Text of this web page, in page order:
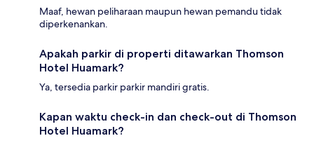
Maaf, hewan peliharaan maupun hewan pemandu tidak
diperkenankan.
Apakah parkir di properti ditawarkan Thomson
Hotel Huamark?
Ya, tersedia parkir parkir mandiri gratis.
Kapan waktu check-in dan check-out di Thomson
Hotel Huamark?